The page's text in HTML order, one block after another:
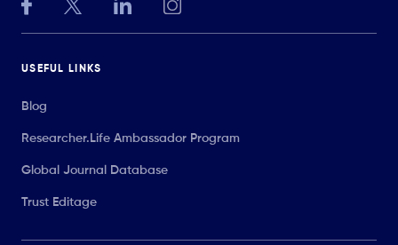
USEFUL LINKS
Blog
Researcher.Life Ambassador Program
Global Journal Database
Trust Editage